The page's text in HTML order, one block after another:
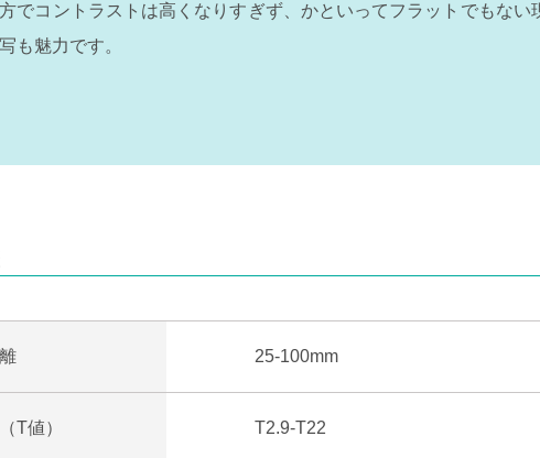
でコントラストは高くなりすぎず、かといってフラットでもない
も魅力です。
25-100mm
T値） T2.9-T22